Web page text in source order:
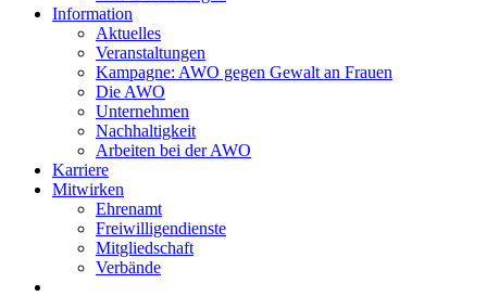
Information
Aktuelles
Veranstaltungen
Kampagne: AWO gegen Gewalt an Frauen
Die AWO
Unternehmen
Nachhaltigkeit
Arbeiten bei der AWO
Karriere
Mitwirken
Ehrenamt
Freiwilligendienste
Mitgliedschaft
Verbände